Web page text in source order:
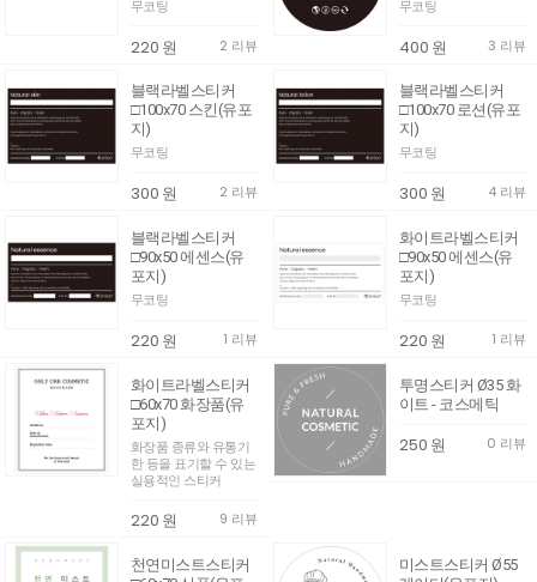
무코팅
220 원 2 리뷰
무코팅
400 원 3 리뷰
블랙라벨스티커
□100x70 스킨(유포
지)
무코팅
300 원 2 리뷰
블랙라벨스티커
□100x70 로션(유포
지)
무코팅
300 원 4 리뷰
블랙라벨스티커
□90x50 에센스(유
포지)
무코팅
220 원 1 리뷰
화이트라벨스티커
□90x50 에센스(유
포지)
무코팅
220 원 1 리뷰
화이트라벨스티커
□60x70 화장품(유
포지)
화장품 종류와 유통기
한 등을 표기할 수 있는
실용적인 스티커
220 원 9 리뷰
투명스티커 Ø35 화
이트 - 코스메틱
250 원 0 리뷰
천연미스트스티커
미스트스티커 Ø55